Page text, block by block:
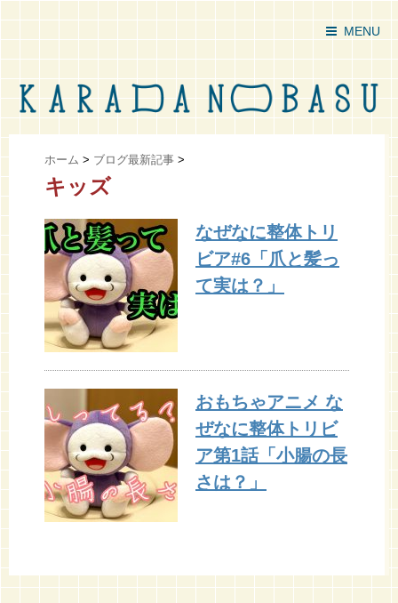
MENU
ホーム > ブログ最新記事 >
キッズ
なぜなに整体トリ
ビア#6「爪と髪っ
て実は？」
おもちゃアニメ な
ぜなに整体トリビ
ア第1話「小腸の長
さは？」